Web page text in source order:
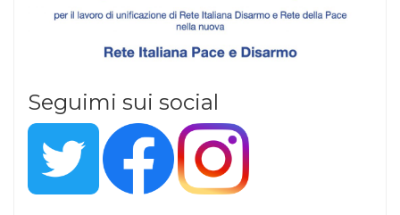
Seguimi sui social